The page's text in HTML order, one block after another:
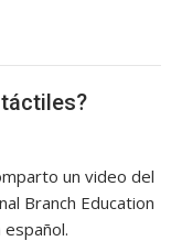
un video del
Branch Education
español.